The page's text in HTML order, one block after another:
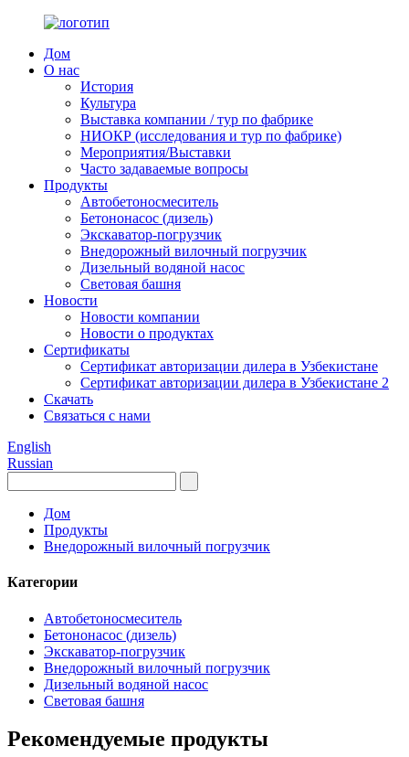
Дом
О нас
История
Культура
Выставка компании / тур по фабрике
НИОКР (исследования и тур по фабрике)
Мероприятия/Выставки
Часто задаваемые вопросы
Продукты
Автобетоносмеситель
Бетононасос (дизель)
Экскаватор-погрузчик
Внедорожный вилочный погрузчик
Дизельный водяной насос
Световая башня
Новости
Новости компании
Новости о продуктах
Сертификаты
Сертификат авторизации дилера в Узбекистане
Сертификат авторизации дилера в Узбекистане 2
Скачать
Связаться с нами
English
Russian
Дом
Продукты
Внедорожный вилочный погрузчик
Категории
Автобетоносмеситель
Бетононасос (дизель)
Экскаватор-погрузчик
Внедорожный вилочный погрузчик
Дизельный водяной насос
Световая башня
Рекомендуемые продукты